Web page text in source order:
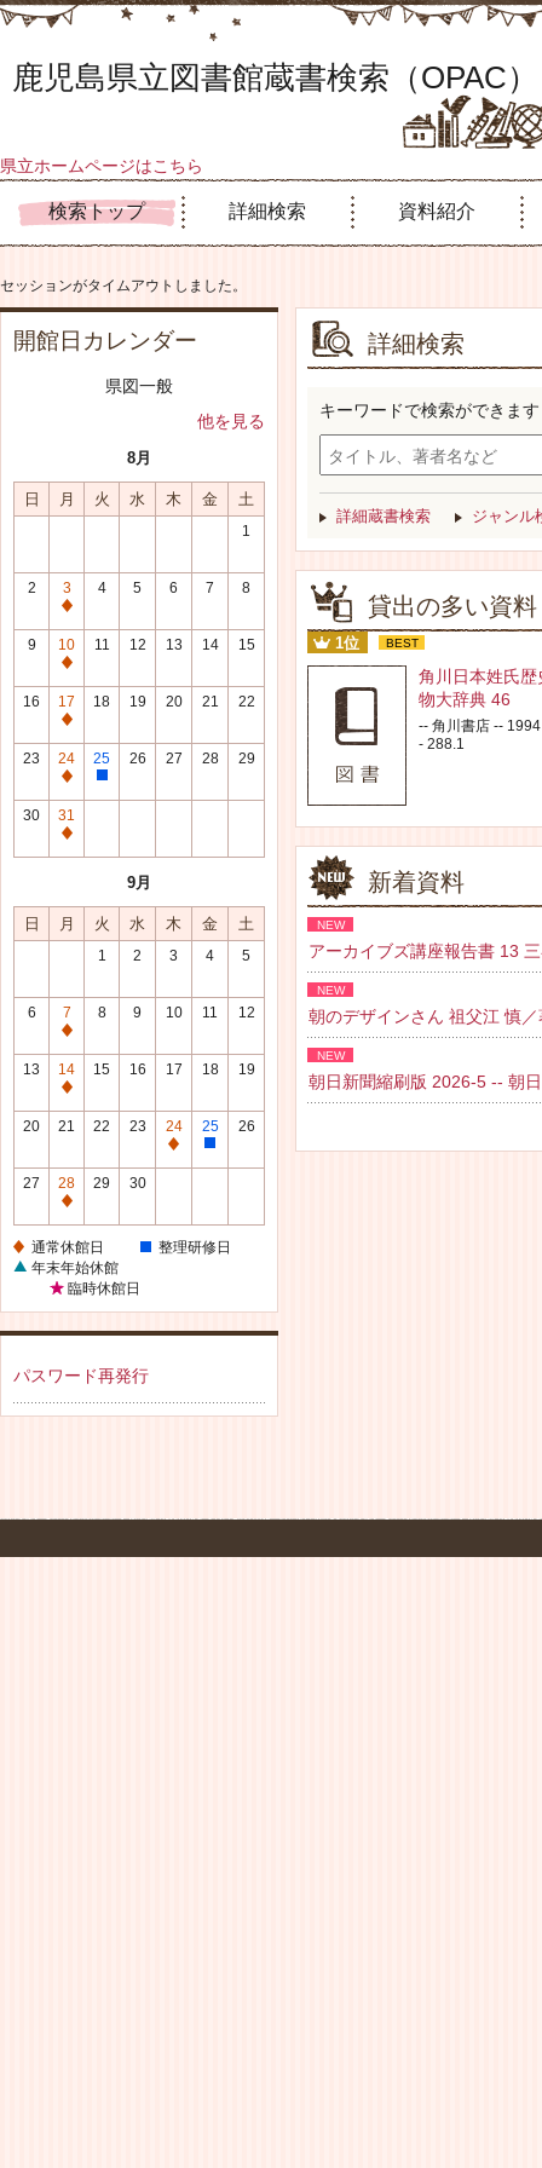
鹿児島県立図書館蔵書検索（OPAC）
県立ホームページはこちら
検索トップ 詳細検索 資料紹介
セッションがタイムアウトしました。
開館日カレンダー
県図一般
他を見る
8月
日 月 火 水 木 金 土
1
2
3
通
常
休
館
日
4 5 6 7 8
9
10
通
常
休
館
日
11 12 13 14 15
16
17
通
常
休
館
日
18 19 20 21 22
23
24
通
常
休
館
25
整
修
26 27 28 29
30
31
通
館
日
9月
日 月 火 水 木 金 土
1 2 3 4 5
6
7
通
常
休
館
8 9 10 11 12
13
14
通
常
館
日
15 16 17 18 19
20 21 22 23
24
通
館
日
25
整
修
日
26
27
28
通
休
館
日
29 30
通常休館日
整理研修日
年末年始休館
臨時休館日
パスワード再発行
詳細検索
キーワードで検索ができます
詳細蔵書検索 ジャンル
貸出の多い資料
1位 BEST
角川日本姓氏歴
物大辞典 46
-- 角川書店 --
- 288.1
新着資料
NEW
アーカイブズ講座報告書 13
NEW
朝のデザインさん 祖父江 慎
NEW
朝日新聞縮刷版 2026-5 -- 朝